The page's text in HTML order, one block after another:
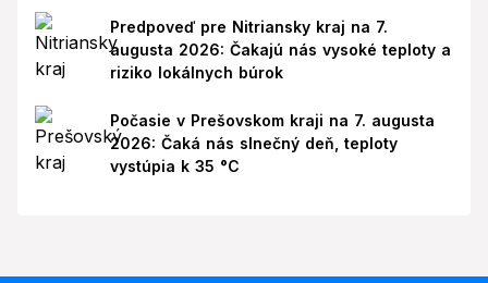
Predpoveď pre Nitriansky kraj na 7.
augusta 2026: Čakajú nás vysoké teploty a
riziko lokálnych búrok
Počasie v Prešovskom kraji na 7. augusta
2026: Čaká nás slnečný deň, teploty
vystúpia k 35 °C